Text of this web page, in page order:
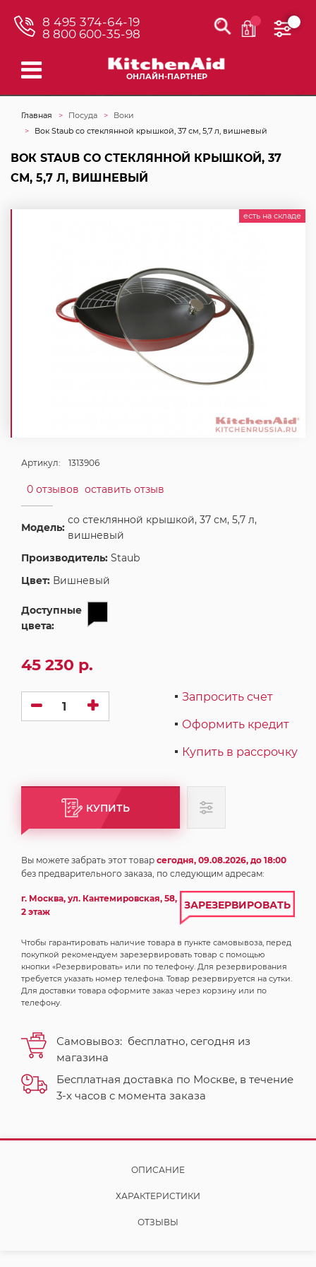
8 495 374-64-19
8 800 600-35-98
ОНЛАЙН-ПАРТНЕР
Главная Посуда
Воки
Вок Staub со стеклянной крышкой, 37 см, 5,7 л, вишневый
ВОК STAUB СО СТЕКЛЯННОЙ КРЫШКОЙ, 37
СМ, 5,7 Л, ВИШНЕВЫЙ
есть на складе
Артикул: 1313906
0 отзывов оставить отзыв
Модель:
со стеклянной крышкой, 37 см, 5,7 л,
вишневый
Производитель: Staub
Цвет: Вишневый
Доступные
цвета:
45 230 р.
Запросить счет
Оформить кредит
Купить в рассрочку
КУПИТЬ
Вы можете забрать этот товар сегодня, 09.08.2026, до 18:00
без предварительного заказа, по следующим адресам:
г. Москва, ул. Кантемировская, 58,
2 этаж
ЗАРЕЗЕРВИРОВАТЬ
Чтобы гарантировать наличие товара в пункте самовывоза, перед
покупкой рекомендуем зарезервировать товар с помощью
кнопки «Резервировать» или по телефону. Для резервирования
требуется указать номер телефона. Товар резервируется на сутки.
Для доставки товара оформите заказ через корзину или по
телефону.
Самовывоз: бесплатно, сегодня из
магазина
Бесплатная доставка по Москве, в течение
3-х часов с момента заказа
ОПИСАНИЕ
ХАРАКТЕРИСТИКИ
ОТЗЫВЫ